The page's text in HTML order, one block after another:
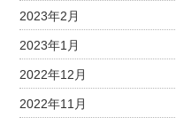
2023年2月
2023年1月
2022年12月
2022年11月